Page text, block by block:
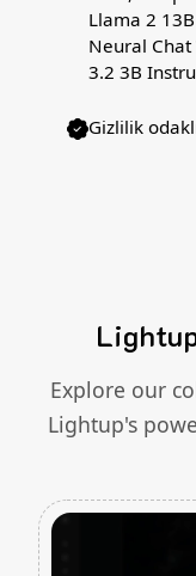
Llama 2
Neural Chat
3.2 3B
Gizlilik
Explore our
Lightup's